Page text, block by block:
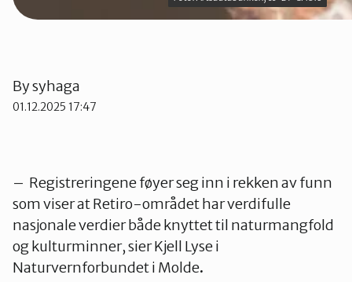
Bysyhaga
01.12.2025 17:47
– Registreringene føyer seg inn i rekken av funn
som viser at Retiro-området har verdifulle
nasjonale verdier både knyttet til naturmangfold
og kulturminner, sier Kjell Lyse i
Naturvernforbundet i Molde.